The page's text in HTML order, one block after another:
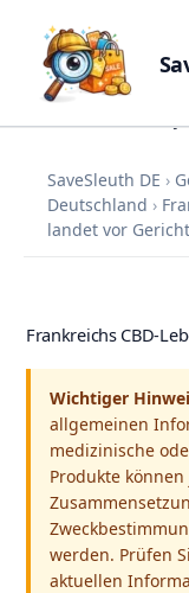
contentSaveSleuth DE ›
Deutschland ›
landet vor Gericht
Frankreichs CBD-
Wichtiger
allgemeinen
medizinische
Produkte
werden. Prüfen
aktuellen